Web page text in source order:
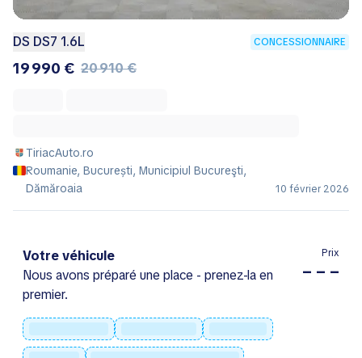
DS DS7 1.6L CONCESSIONNAIRE
19 990 € 20 910 €
TiriacAuto.ro
Roumanie, București, Municipiul Bucureşti,
Dămăroaia
10 février 2026
Votre véhicule
Nous avons préparé une place - prenez-la en
premier.
Prix
– – –